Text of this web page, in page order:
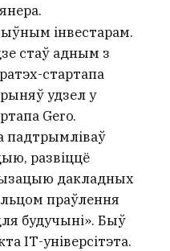
інвестарам.
стаў адным з
стартапа
удзел у
Gero.
падтрымліваў
развіццё
дакладных
праўлення
будучыні». Быў
ІТ-універсітэта.